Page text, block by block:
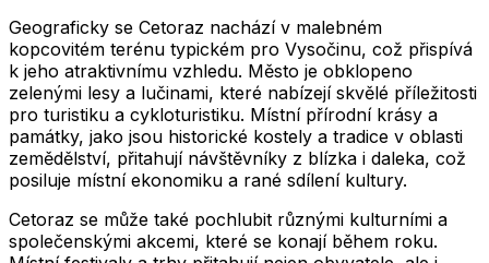
Geograficky se Cetoraz nachází v malebném
kopcovitém terénu typickém pro Vysočinu, což přispívá
k jeho atraktivnímu vzhledu. Město je obklopeno
zelenými lesy a lučinami, které nabízejí skvělé příležitosti
pro turistiku a cykloturistiku. Místní přírodní krásy a
památky, jako jsou historické kostely a tradice v oblasti
zemědělství, přitahují návštěvníky z blízka i daleka, což
posiluje místní ekonomiku a rané sdílení kultury.
Cetoraz se může také pochlubit různými kulturními a
společenskými akcemi, které se konají během roku.